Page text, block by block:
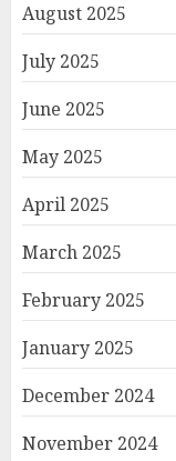
August 2025
July 2025
June 2025
May 2025
April 2025
March 2025
February 2025
January 2025
December 2024
November 2024